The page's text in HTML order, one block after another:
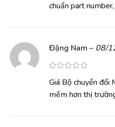
chuẩn part
Đặng Nam – 08/
Giá Bộ chuyển đổi
mềm hơn thị